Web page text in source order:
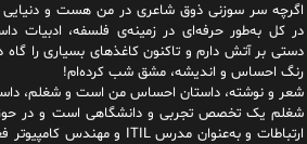
اگرچه سر سوزنی ذوق شاعری در من هست و دنیایی
در کل به‌طور حرفه‌ای در زمینه‌ی فلسفه، ادبیات
دستی بر آتش دارم و تاکنون کاغذهای بسیاری را گاه
رنگ احساس و اندیشه، مشق شب کرده‌ام!
شعر و نوشته، داستان احساس من است و شغلم،
شغلم یک تخصص تجربی و دانشگاهی است و در